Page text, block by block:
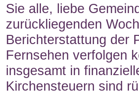
Sie alle, liebe
zurückliegenden
Berichterstattung der
Fernsehen verfolgen
insgesamt in
Kirchensteuern sind